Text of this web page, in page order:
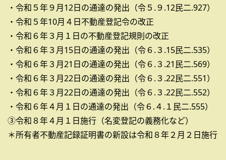
・令和５年９月12日の通達の発出（令５.９.12民二.927）
・令和５年10月４日不動産登記令の改正
・令和６年３月１日の不動産登記規則の改正
・令和６年３月15日の通達の発出（令６.３.15民二.535）
・令和６年３月21日の通達の発出（令６.３.21民二.569）
・令和６年３月22日の通達の発出（令６.３.22民二.551）
・令和６年３月22日の通達の発出（令６.３.22民二.552）
・令和６年４月１日の通達の発出（令６.４.１民二.555）
③令和８年４月１日施行（名変登記の義務化など）
＊所有者不動産記録証明書の新設は令和８年２月２日施行